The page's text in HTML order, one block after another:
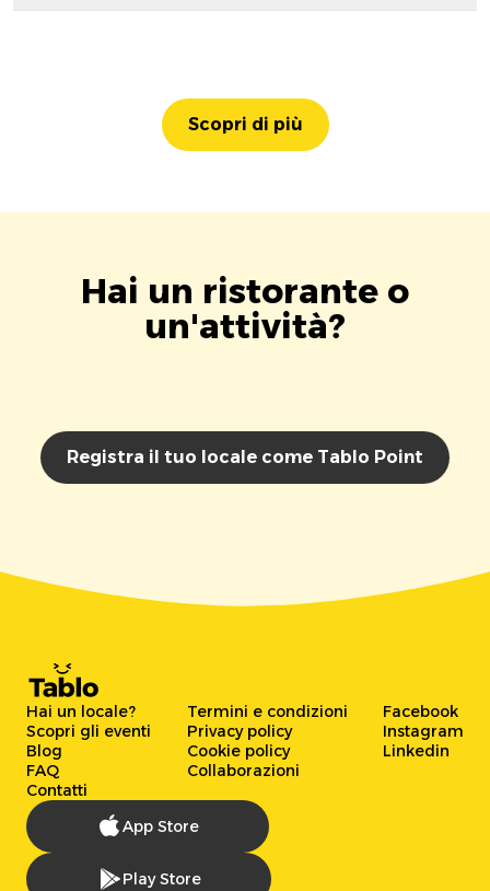
Scopri di più
Hai un ristorante o
un'attività?
Registra il tuo locale come Tablo Point
Hai un locale?
Scopri gli eventi
Blog
FAQ
Contatti
Termini e condizioni
Privacy policy
Cookie policy
Collaborazioni
Facebook
Instagram
Linkedin
App Store
Play Store